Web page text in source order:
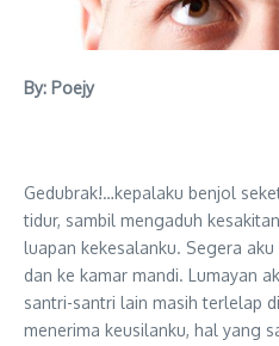
By: Poejy
Gedubrak!…kepalaku benjol
tidur, sambil mengaduh
luapan kekesalanku. Segera
dan ke kamar mandi. Lumayan
santri-santri lain masih terlelap
menerima keusilanku, hal yang